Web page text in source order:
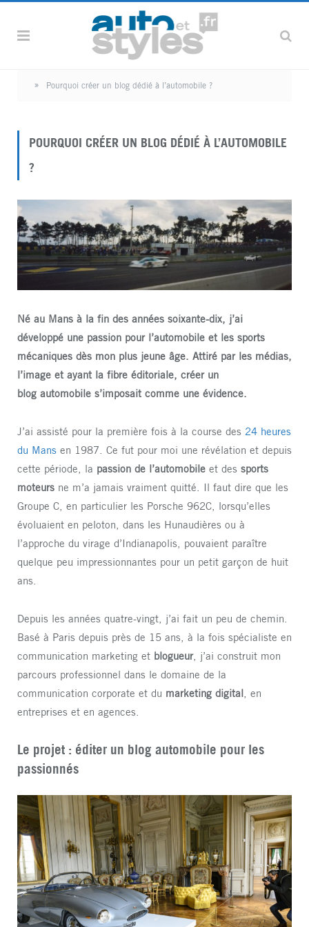
» Pourquoi créer un blog dédié à l’automobile ?
POURQUOI CRÉER UN BLOG DÉDIÉ À L’AUTOMOBILE
?
Né au Mans à la fin des années soixante-dix, j’ai
développé une passion pour l’automobile et les sports
mécaniques dès mon plus jeune âge. Attiré par les médias,
l’image et ayant la fibre éditoriale, créer un
blog automobile s’imposait comme une évidence.
J’ai assisté pour la première fois à la course des 24 heures
du Mans en 1987. Ce fut pour moi une révélation et depuis
cette période, la passion de l’automobile et des sports
moteurs ne m’a jamais vraiment quitté. Il faut dire que les
Groupe C, en particulier les Porsche 962C, lorsqu’elles
évoluaient en peloton, dans les Hunaudières ou à
l’approche du virage d’Indianapolis, pouvaient paraître
quelque peu impressionnantes pour un petit garçon de huit
ans.
Depuis les années quatre-vingt, j’ai fait un peu de chemin.
Basé à Paris depuis près de 15 ans, à la fois spécialiste en
communication marketing et blogueur, j’ai construit mon
parcours professionnel dans le domaine de la
communication corporate et du marketing digital , en
entreprises et en agences.
Le projet : éditer un blog automobile pour les
passionnés